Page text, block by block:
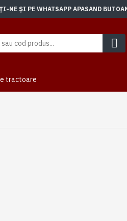
NE ȘI PE WHATSAPP APASAND
tractoare